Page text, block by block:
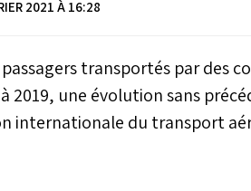
2021 À 16:28
transportés par des
2019, une évolution sans
internationale du transport